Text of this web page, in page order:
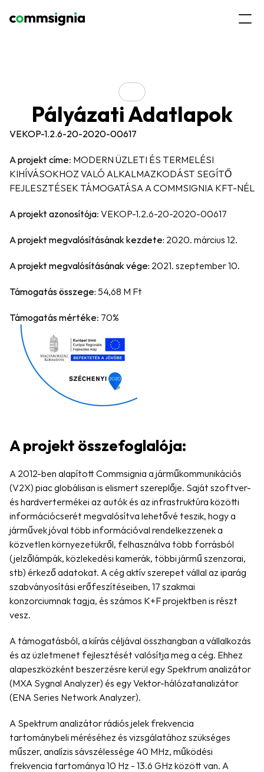
Pályázati Adatlapok
VEKOP-1.2.6-20-2020-00617
A projekt címe: MODERN ÜZLETI ÉS TERMELÉSI
KIHÍVÁSOKHOZ VALÓ ALKALMAZKODÁST SEGÍTŐ
FEJLESZTÉSEK TÁMOGATÁSA A COMMSIGNIA KFT-NÉL
A projekt azonosítója: VEKOP-1.2.6-20-2020-00617
A projekt megvalósításának kezdete: 2020. március 12.
A projekt megvalósításának vége: 2021. szeptember 10.
Támogatás összege: 54,68 M Ft
Támogatás mértéke: 70%
A projekt összefoglalója:
A 2012-ben alapított Commsignia a járműkommunikációs
(V2X) piac globálisan is elismert szereplője. Saját szoftver-
és hardvertermékei az autók és az infrastruktúra közötti
információcserét megvalósítva lehetővé teszik, hogy a
járművek jóval több információval rendelkezzenek a
közvetlen környezetükről, felhasználva több forrásból
(jelzőlámpák, közlekedési kamerák, többi jármű szenzorai,
stb) érkező adatokat. A cég aktív szerepet vállal az iparág
szabványosítási erőfeszítéseiben, 17 szakmai
konzorciumnak tagja, és számos K+F projektben is részt
vesz.
A támogatásból, a kiírás céljával összhangban a vállalkozás
és az üzletmenet fejlesztését valósítja meg a cég. Ehhez
alapeszközként beszerzésre kerül egy Spektrum analizátor
(MXA Sygnal Analyzer) és egy Vektor-hálózatanalizátor
(ENA Series Network Analyzer).
A Spektrum analizátor rádiós jelek frekvencia
tartománybeli méréséhez és vizsgálatához szükséges
műszer, analízis sávszélessége 40 MHz, működési
frekvencia tartománya 10 Hz - 13.6 GHz között van. A